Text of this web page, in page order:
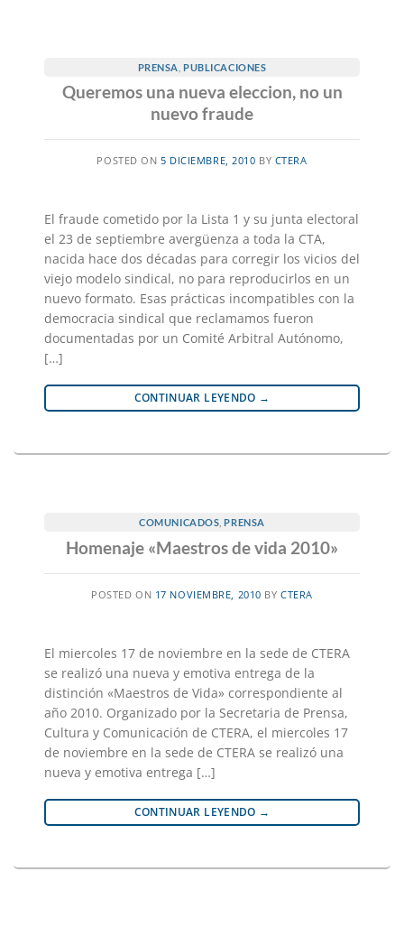
PRENSA ,PUBLICACIONES
Queremos una nueva eleccion, no un
nuevo fraude
POSTED ON 5 DICIEMBRE, 2010 BY CTERA
El fraude cometido por la Lista 1 y su junta electoral
el 23 de septiembre avergüenza a toda la CTA,
nacida hace dos décadas para corregir los vicios del
viejo modelo sindical, no para reproducirlos en un
nuevo formato. Esas prácticas incompatibles con la
democracia sindical que reclamamos fueron
documentadas por un Comité Arbitral Autónomo,
[…]
CONTINUAR LEYENDO →
COMUNICADOS ,PRENSA
Homenaje «Maestros de vida 2010»
POSTED ON 17 NOVIEMBRE, 2010 BYCTERA
El miercoles 17 de noviembre en la sede de CTERA
se realizó una nueva y emotiva entrega de la
distinción «Maestros de Vida» correspondiente al
año 2010. Organizado por la Secretaria de Prensa,
Cultura y Comunicación de CTERA, el miercoles 17
de noviembre en la sede de CTERA se realizó una
nueva y emotiva entrega […]
CONTINUAR LEYENDO →